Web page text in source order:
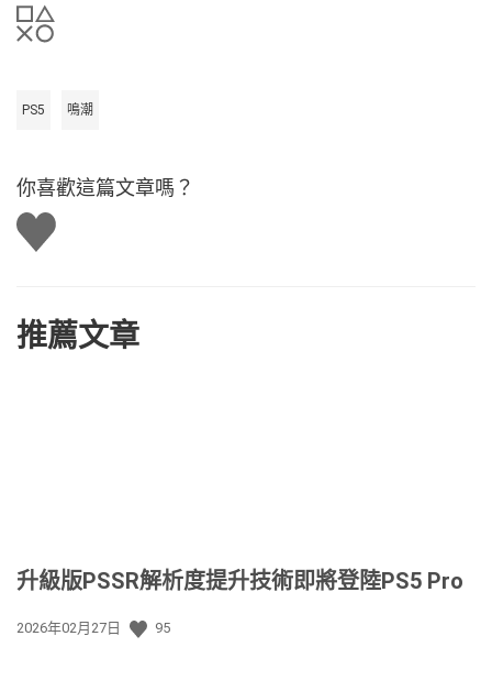
PS5 鳴潮
你喜歡這篇文章嗎？
讚
推薦文章
升級版PSSR解析度提升技術即將登陸PS5 Pro
發
2026年02月27日 95